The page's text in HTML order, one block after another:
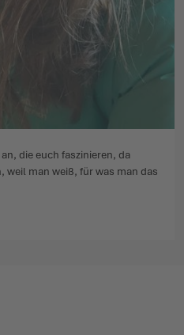
die euch faszinieren, da
man weiß, für was man das